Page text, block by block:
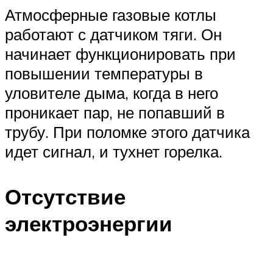
Атмосферные газовые котлы
работают с датчиком тяги. Он
начинает функционировать при
повышении температуры в
уловителе дыма, когда в него
проникает пар, не попавший в
трубу. При поломке этого датчика
идет сигнал, и тухнет горелка.
Отсутствие
электроэнергии